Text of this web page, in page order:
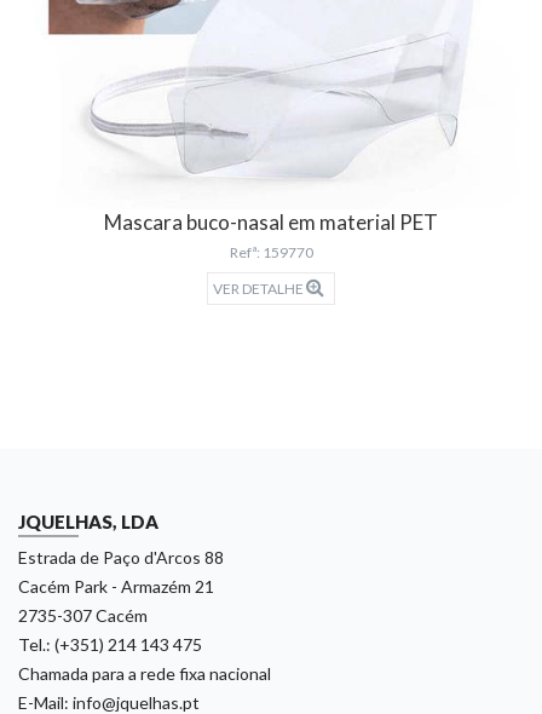
Mascara buco-nasal em material PET
Refª: 159770
VER DETALHE
JQUELHAS, LDA
Estrada de Paço d'Arcos 88
Cacém Park - Armazém 21
2735-307 Cacém
Tel.: (+351) 214 143 475
Chamada para a rede fixa nacional
E-Mail: info@jquelhas.pt